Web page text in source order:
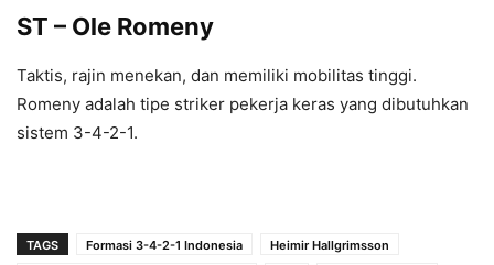
ST – Ole Romeny
Taktis, rajin menekan, dan memiliki mobilitas tinggi.
Romeny adalah tipe striker pekerja keras yang dibutuhkan
sistem 3-4-2-1.
TAGS Formasi 3-4-2-1 Indonesia
Heimir Hallgrimsson